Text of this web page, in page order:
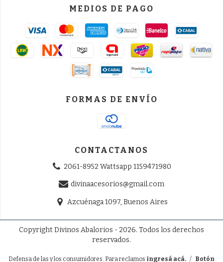
MEDIOS DE PAGO
FORMAS DE ENVÍO
CONTACTANOS
2061-8952 Wattsapp 1159471980
divinaacesorios@gmail.com
Azcuénaga 1097, Buenos Aires
Copyright Divinos Abalorios - 2026. Todos los derechos
reservados.
Defensa de las y los consumidores. Para reclamos ingresá acá. / Botón